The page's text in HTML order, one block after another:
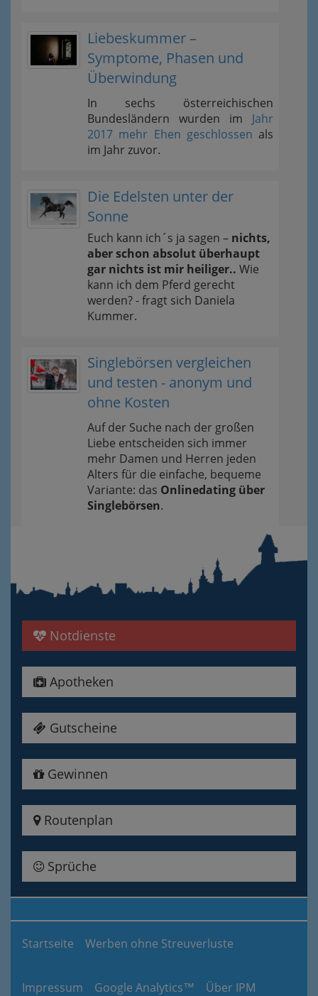
Liebeskummer –
Symptome, Phasen und
Überwindung
In sechs österreichischen
Bundesländern wurden im Jahr
2017 mehr Ehen geschlossen als
im Jahr zuvor.
Die Edelsten unter der
Sonne
Euch kann ich´s ja sagen – nichts,
aber schon absolut überhaupt
gar nichts ist mir heiliger.. Wie
kann ich dem Pferd gerecht
werden? - fragt sich Daniela
Kummer.
Singlebörsen vergleichen
und testen - anonym und
ohne Kosten
Auf der Suche nach der großen
Liebe entscheiden sich immer
mehr Damen und Herren jeden
Alters für die einfache, bequeme
Variante: das Onlinedating über
Singlebörsen.
Notdienste
Apotheken
Gutscheine
Gewinnen
Routenplan
Sprüche
Startseite Werben ohne Streuverluste
Impressum Google Analytics™ Über IPM